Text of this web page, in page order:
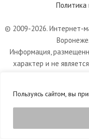
Пользуясь сайтом, вы
Политика
© 2009-2026. Интернет-
Информация,
характер и не
положениями